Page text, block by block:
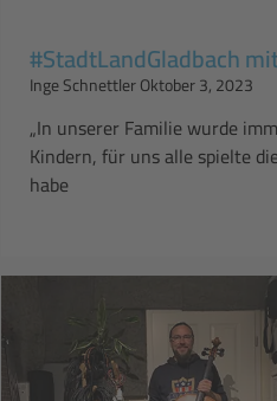
#StadtLandGladbach
Inge SchnettlerOktober 3, 2023
„In unserer Familie wurde
Kindern, für uns alle spielte
habe